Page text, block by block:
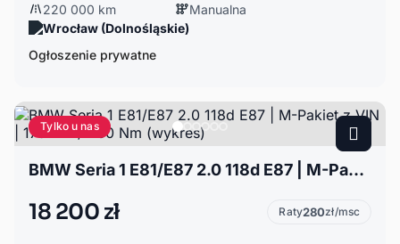
220 000 km
Manualna
Wrocław (Dolnośląskie)
Ogłoszenie prywatne
Tylko u nas
BMW Seria 1 E81/E87 2.0 118d E87 | M-Pakiet z VIN | 175 KM / 400 Nm (wykres)
18 200 zł Raty280zł/msc